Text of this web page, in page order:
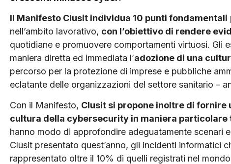
Il Manifesto Clusit individua 10 punti fondamentali
nell’ambito lavorativo, con l’obiettivo di rendere
quotidiane e promuovere comportamenti virtuosi. Gli
maniera diretta ed immediata l’adozione di una
percorso per la protezione di imprese e pubbliche
eclatante delle organizzazioni del settore sanitario –
Con il Manifesto, Clusit si propone inoltre di
cultura della cybersecurity in maniera particolare
hanno modo di approfondire adeguatamente scenari
Clusit presentato quest’anno, gli incidenti informatici
rappresentato oltre il 10% di quelli registrati nel